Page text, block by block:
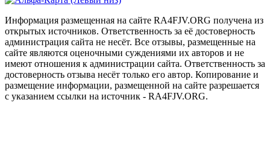
Информация размещенная на сайте RA4FJV.ORG получена из
открытых источников. Ответственность за её достоверность
администрация сайта не несёт. Все отзывы, размещенные на
сайте являются оценочными суждениями их авторов и не
имеют отношения к администрации сайта. Ответственность за
достоверность отзыва несёт только его автор. Копирование и
размещение информации, размещенной на сайте разрешается
с указанием ссылки на источник - RA4FJV.ORG.